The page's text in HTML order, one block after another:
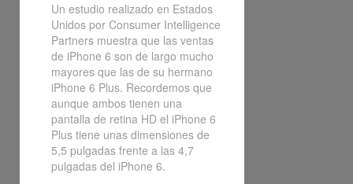
Un estudio realizado en Estados
Unidos por Consumer Intelligence
Partners muestra que las ventas
de iPhone 6 son de largo mucho
mayores que las de su hermano
iPhone 6 Plus. Recordemos que
aunque ambos tienen una
pantalla de retina HD el iPhone 6
Plus tiene unas dimensiones de
5,5 pulgadas frente a las 4,7
pulgadas del iPhone 6.